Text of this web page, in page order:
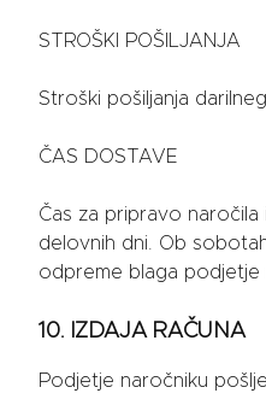
STROŠKI POŠILJANJA
Stroški pošiljanja
ČAS DOSTAVE
Čas za pripravo
delovnih dni. Ob
odpreme blaga podjetje
10. IZDAJA RAČUNA
Podjetje naročniku